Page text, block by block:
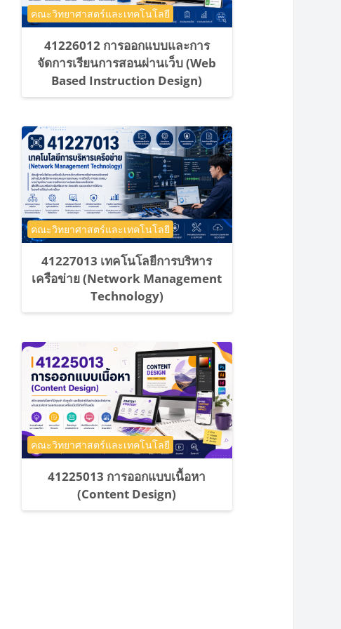
41226012 การออกแบบและการ
จัดการเรียนการสอนผ่านเว็บ (Web
Based Instruction Design)
ประเภทของรายวิชา
คณะวิทยาศาสตร์และเทคโนโลยี
41227013 เทคโนโลยีการบริหาร
เครือข่าย (Network Management
Technology)
ประเภทของรายวิชา
คณะวิทยาศาสตร์และเทคโนโลยี
41225013 การออกแบบเนื้อหา
(Content Design)
ประเภทของรายวิชา
คณะวิทยาศาสตร์และเทคโนโลยี